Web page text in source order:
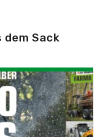
Sack